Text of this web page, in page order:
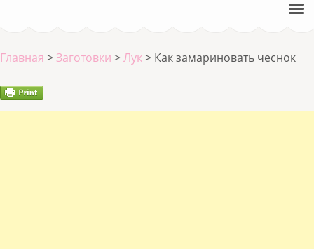
Главная >Заготовки >Лук> Как замариновать чеснок